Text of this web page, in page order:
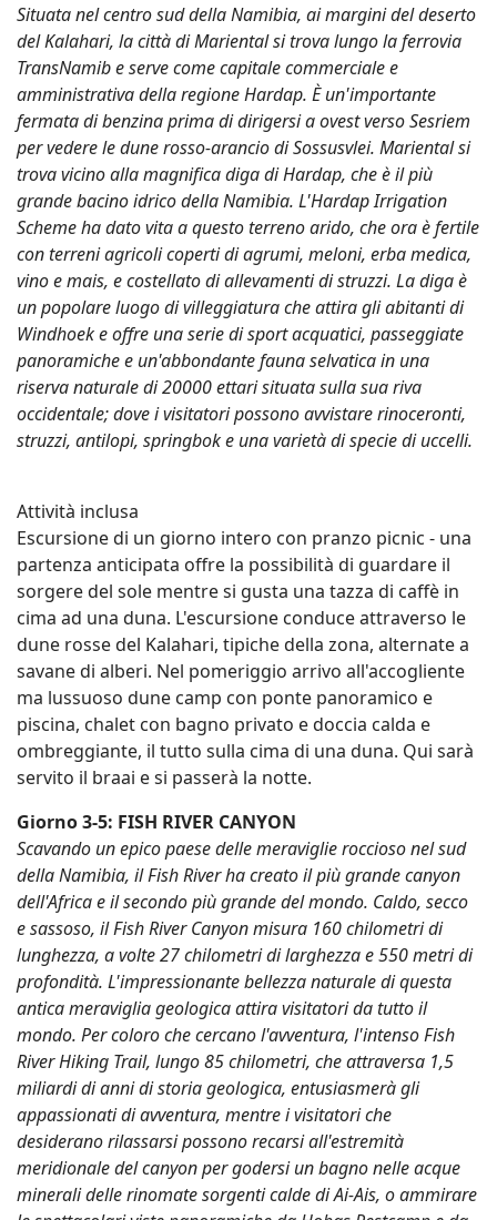
Situata nel centro sud della Namibia, ai margini del deserto
del Kalahari, la città di Mariental si trova lungo la ferrovia
TransNamib e serve come capitale commerciale e
amministrativa della regione Hardap. È un'importante
fermata di benzina prima di dirigersi a ovest verso Sesriem
per vedere le dune rosso-arancio di Sossusvlei. Mariental si
trova vicino alla magnifica diga di Hardap, che è il più
grande bacino idrico della Namibia. L'Hardap Irrigation
Scheme ha dato vita a questo terreno arido, che ora è fertile
con terreni agricoli coperti di agrumi, meloni, erba medica,
vino e mais, e costellato di allevamenti di struzzi. La diga è
un popolare luogo di villeggiatura che attira gli abitanti di
Windhoek e offre una serie di sport acquatici, passeggiate
panoramiche e un'abbondante fauna selvatica in una
riserva naturale di 20000 ettari situata sulla sua riva
occidentale; dove i visitatori possono avvistare rinoceronti,
struzzi, antilopi, springbok e una varietà di specie di uccelli.
Attività inclusa
Escursione di un giorno intero con pranzo picnic - una
partenza anticipata offre la possibilità di guardare il
sorgere del sole mentre si gusta una tazza di caffè in
cima ad una duna. L'escursione conduce attraverso le
dune rosse del Kalahari, tipiche della zona, alternate a
savane di alberi. Nel pomeriggio arrivo all'accogliente
ma lussuoso dune camp con ponte panoramico e
piscina, chalet con bagno privato e doccia calda e
ombreggiante, il tutto sulla cima di una duna. Qui sarà
servito il braai e si passerà la notte.
Giorno 3-5: FISH RIVER CANYON
Scavando un epico paese delle meraviglie roccioso nel sud
della Namibia, il Fish River ha creato il più grande canyon
dell'Africa e il secondo più grande del mondo. Caldo, secco
e sassoso, il Fish River Canyon misura 160 chilometri di
lunghezza, a volte 27 chilometri di larghezza e 550 metri di
profondità. L'impressionante bellezza naturale di questa
antica meraviglia geologica attira visitatori da tutto il
mondo. Per coloro che cercano l'avventura, l'intenso Fish
River Hiking Trail, lungo 85 chilometri, che attraversa 1,5
miliardi di anni di storia geologica, entusiasmerà gli
appassionati di avventura, mentre i visitatori che
desiderano rilassarsi possono recarsi all'estremità
meridionale del canyon per godersi un bagno nelle acque
minerali delle rinomate sorgenti calde di Ai-Ais, o ammirare